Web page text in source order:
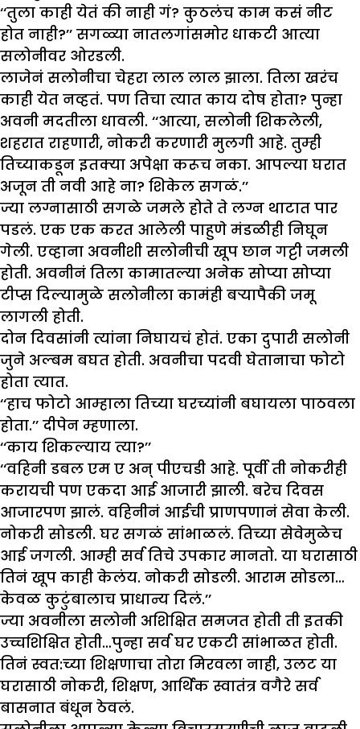
‘‘तुला काही येतं की नाही गं? कुठलंच काम कसं नीट
होत नाही?’’ सगळ्या नातलगांसमोर धाकटी आत्या
सलोनीवर ओरडली.
लाजेनं सलोनीचा चेहरा लाल लाल झाला. तिला खरंच
काही येत नव्हतं. पण तिचा त्यात काय दोष होता? पुन्हा
अवनी मदतीला धावली. ‘‘आत्या, सलोनी शिकलेली,
शहरात राहणारी, नोकरी करणारी मुलगी आहे. तुम्ही
तिच्याकडून इतक्या अपेक्षा करूच नका. आपल्या घरात
अजून ती नवी आहे ना? शिकेल सगळं.’’
ज्या लग्नासाठी सगळे जमले होते ते लग्न थाटात पार
पडलं. एक एक करत आलेली पाहुणे मंडळीही निघून
गेली. एव्हाना अवनीशी सलोनीची खूप छान गट्टी जमली
होती. अवनीनं तिला कामातल्या अनेक सोप्या सोप्या
टीप्स दिल्यामुळे सलोनीला कामंही बऱ्यापैकी जमू
लागली होती.
दोन दिवसांनी त्यांना निघायचं होतं. एका दुपारी सलोनी
जुने अल्बम बघत होती. अवनीचा पदवी घेतानाचा फोटो
होता त्यात.
‘‘हाच फोटो आम्हाला तिच्या घरच्यांनी बघायला पाठवला
होता.’’ दीपेन म्हणाला.
‘‘काय शिकल्याय त्या?’’
‘‘वहिनी डबल एम ए अन् पीएचडी आहे. पूर्वी ती नोकरीही
करायची पण एकदा आई आजारी झाली. बरेच दिवस
आजारपण झालं. वहिनीनं आईची प्राणपणानं सेवा केली.
नोकरी सोडली. घर सगळं सांभाळलं. तिच्या सेवेमुळेच
आई जगली. आम्ही सर्व तिचे उपकार मानतो. या घरासाठी
तिनं खूप काही केलंय. नोकरी सोडली. आराम सोडला…
केवळ कुटुंबालाच प्राधान्य दिलं.’’
ज्या अवनीला सलोनी अशिक्षित समजत होती ती इतकी
उच्चशिक्षित होती…पुन्हा सर्व घर एकटी सांभाळत होती.
तिनं स्वत:च्या शिक्षणाचा तोरा मिरवला नाही, उलट या
घरासाठी नोकरी, शिक्षण, आर्थिक स्वातंत्र वगैरे सर्व
बासनात बंधून ठेवलं.